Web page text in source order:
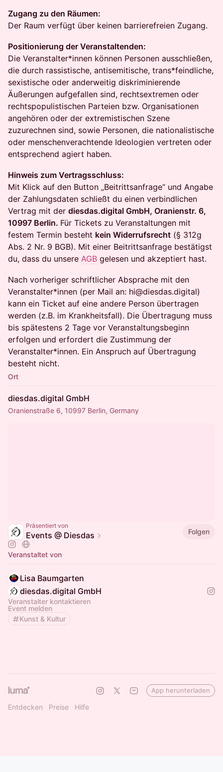
Zugang zu den Räumen:
Der Raum verfügt über keinen barrierefreien Zugang.
Positionierung der Veranstaltenden:
Die Veranstalter*innen können Personen ausschließen,
die durch rassistische, antisemitische, trans*feindliche,
sexistische oder anderweitig diskriminierende
Äußerungen aufgefallen sind, rechtsextremen oder
rechtspopulistischen Parteien bzw. Organisationen
angehören oder der extremistischen Szene
zuzurechnen sind, sowie Personen, die nationalistische
oder menschenverachtende Ideologien vertreten oder
entsprechend agiert haben.
Hinweis zum Vertragsschluss:
Mit Klick auf den Button „Beitrittsanfrage“ und Angabe
der Zahlungsdaten schließt du einen verbindlichen
Vertrag mit der diesdas.digital GmbH, Oranienstr. 6,
10997 Berlin. Für Tickets zu Veranstaltungen mit
festem Termin besteht kein Widerrufsrecht (§ 312g
Abs. 2 Nr. 9 BGB). Mit einer Beitrittsanfrage bestätigst
du, dass du unsere AGB gelesen und akzeptiert hast.
Nach vorheriger schriftlicher Absprache mit den
Veranstalter*innen (per Mail an: hi@diesdas.digital)
kann ein Ticket auf eine andere Person übertragen
werden (z.B. im Krankheitsfall). Die Übertragung muss
bis spätestens 2 Tage vor Veranstaltungsbeginn
erfolgen und erfordert die Zustimmung der
Veranstalter*innen. Ein Anspruch auf Übertragung
besteht nicht.
Ort
diesdas.digital GmbH
Oranienstraße 6, 10997 Berlin, Germany
Präsentiert von
Events @ Diesdas Folgen
Veranstaltet von
Lisa Baumgarten
diesdas.digital GmbH
Veranstalter kontaktieren
Event melden
Kunst & Kultur
Entdecken Preise Hilfe
App herunterladen